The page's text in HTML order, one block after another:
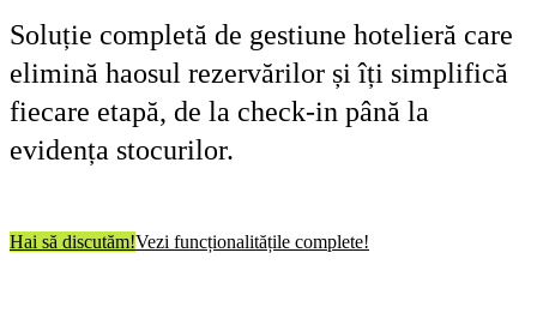
Soluție completă de gestiune hotelieră care
elimină haosul rezervărilor și îți simplifică
fiecare etapă, de la check-in până la
evidența stocurilor.
Hai să discutăm!Vezi funcționalitățile complete!